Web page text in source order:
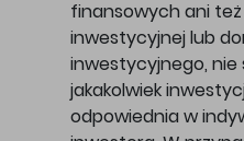
finansowych ani
inwestycyjnej lub
inwestycyjnego, nie
jakakolwiek
odpowiednia w